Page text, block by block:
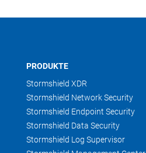
PRODUKTE
Stormshield XDR
Stormshield Network Security
Stormshield Endpoint Security
Stormshield Data Security
Stormshield Log Supervisor